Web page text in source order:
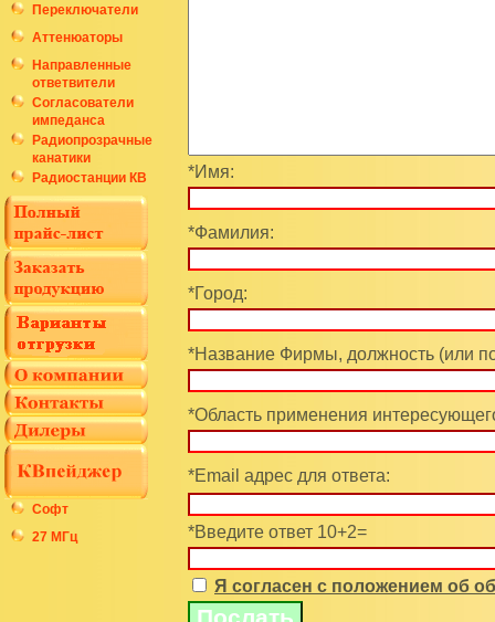
Переключатели
Аттенюаторы
Направленные
ответвители
Согласователи
импеданса
Радиопрозрачные
канатики
Радиостанции КВ
Софт
27 МГц
*Имя:
*Фамилия:
*Город:
*Название Фирмы, должность (или
*Область применения
*Email адрес для ответа:
*Введите ответ 10+2=
Я согласен с положением об